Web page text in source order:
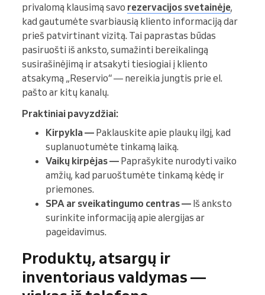
privalomą klausimą savo rezervacijos svetainėje,
kad gautumėte svarbiausią kliento informaciją dar
prieš patvirtinant vizitą. Tai paprastas būdas
pasiruošti iš anksto, sumažinti bereikalingą
susirašinėjimą ir atsakyti tiesiogiai į kliento
atsakymą „Reservio“ — nereikia jungtis prie el.
pašto ar kitų kanalų.
Praktiniai pavyzdžiai:
Kirpykla — Paklauskite apie plaukų ilgį, kad
suplanuotumėte tinkamą laiką.
Vaikų kirpėjas — Paprašykite nurodyti vaiko
amžių, kad paruoštumėte tinkamą kėdę ir
priemones.
SPA ar sveikatingumo centras — Iš anksto
surinkite informaciją apie alergijas ar
pageidavimus.
Produktų, atsargų ir
inventoriaus valdymas —